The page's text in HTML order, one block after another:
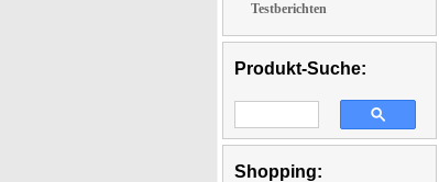
Testberichten
Produkt-Suche:
Shopping: